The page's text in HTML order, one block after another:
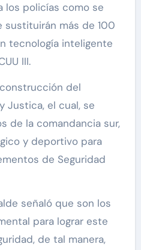
los policías como se
sustituirán más de 100
tecnología inteligente
III.
del
Justica, el cual, se
de la comandancia sur,
y deportivo para
de Seguridad
señaló que son los
para lograr este
de tal manera,